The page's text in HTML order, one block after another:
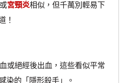
宮頸炎相似，但千萬別輕易下
！
絕經後出血，這些看似平常
染的「隱形殺手」。